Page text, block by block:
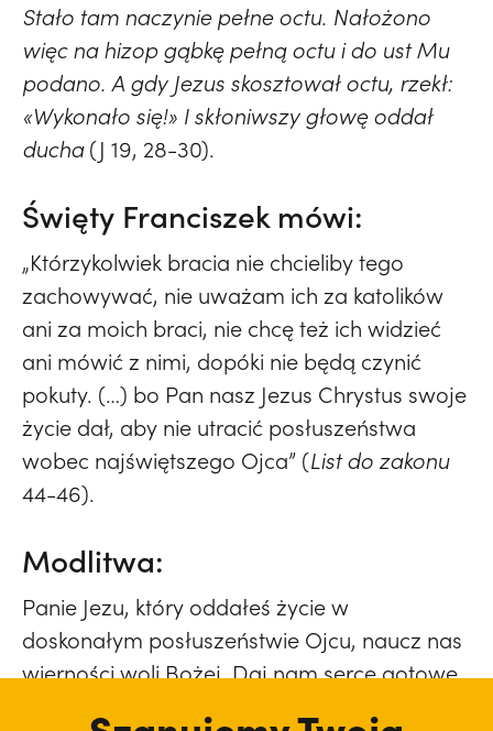
Stało tam naczynie pełne octu. Nałożono
więc na hizop gąbkę pełną octu i do ust Mu
podano. A gdy Jezus skosztował octu, rzekł:
«Wykonało się!» I skłoniwszy głowę oddał
ducha(J 19, 28-30).
Święty Franciszek mówi:
„Którzykolwiek bracia nie chcieliby tego
zachowywać, nie uważam ich za katolików
ani za moich braci, nie chcę też ich widzieć
ani mówić z nimi, dopóki nie będą czynić
pokuty. (…) bo Pan nasz Jezus Chrystus swoje
życie dał, aby nie utracić posłuszeństwa
wobec najświętszego Ojca” (List do zakonu
44-46).
Modlitwa:
Panie Jezu, który oddałeś życie w
doskonałym posłuszeństwie Ojcu, naucz nas
wierności woli Bożej. Daj nam serce gotowe